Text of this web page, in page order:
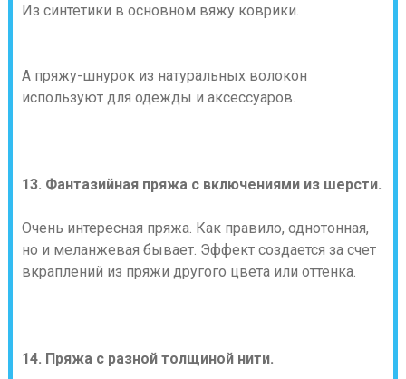
Из синтетики в основном вяжу коврики.
А пряжу-шнурок из натуральных волокон
используют для одежды и аксессуаров.
13. Фантазийная пряжа с включениями из шерсти.
Очень интересная пряжа. Как правило, однотонная,
но и меланжевая бывает. Эффект создается за счет
вкраплений из пряжи другого цвета или оттенка.
14. Пряжа с разной толщиной нити.